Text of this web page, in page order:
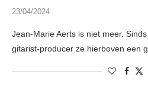
23/04/2024
Jean-Marie Aerts is niet meer.
gitarist-producer ze hierboven een